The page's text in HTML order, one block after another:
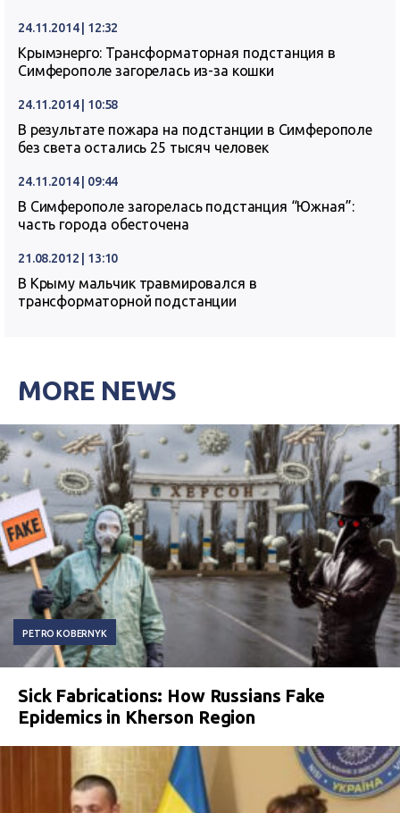
24.11.2014 | 12:32
Крымэнерго: Трансформаторная подстанция в
Симферополе загорелась из-за кошки
24.11.2014 | 10:58
В результате пожара на подстанции в Симферополе
без света остались 25 тысяч человек
24.11.2014 | 09:44
В Симферополе загорелась подстанция “Южная”:
часть города обесточена
21.08.2012 | 13:10
В Крыму мальчик травмировался в
трансформаторной подстанции
MORE NEWS
PETRO KOBERNYK
Sick Fabrications: How Russians Fake
Epidemics in Kherson Region